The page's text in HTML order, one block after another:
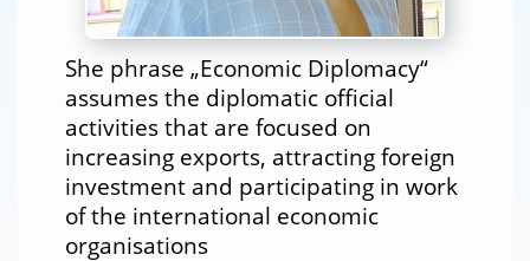
She phrase „Economic Diplomacy“
assumes the diplomatic official
activities that are focused on
increasing exports, attracting foreign
investment and participating in work
of the international economic
organisations